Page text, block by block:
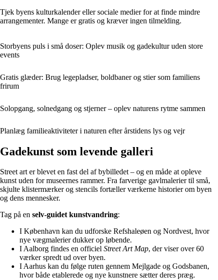
Tjek byens kulturkalender eller sociale medier for at finde mindre
arrangementer. Mange er gratis og kræver ingen tilmelding.
Storbyens puls i små doser: Oplev musik og gadekultur uden store
events
Gratis glæder: Brug legepladser, boldbaner og stier som familiens
frirum
Solopgang, solnedgang og stjerner – oplev naturens rytme sammen
Planlæg familieaktiviteter i naturen efter årstidens lys og vejr
Gadekunst som levende galleri
Street art er blevet en fast del af bybilledet – og en måde at opleve
kunst uden for museernes rammer. Fra farverige gavlmalerier til små,
skjulte klistermærker og stencils fortæller værkerne historier om byen
og dens mennesker.
Tag på en selv-guidet kunstvandring:
I København kan du udforske Refshaleøen og Nordvest, hvor
nye vægmalerier dukker op løbende.
I Aalborg findes en officiel Street Art Map, der viser over 60
værker spredt ud over byen.
I Aarhus kan du følge ruten gennem Mejlgade og Godsbanen,
hvor både etablerede og nye kunstnere sætter deres præg.